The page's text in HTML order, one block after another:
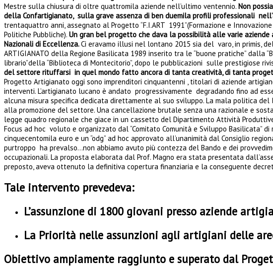
Mestre sulla chiusura di oltre quattromila aziende nell’ultimo ventennio. Non
della Confartigianato, sulla grave assenza di ben duemila profili professionali
trentaquattro anni, assegnato al Progetto “F.I.ART 1991”(Formazione e
Politiche Pubbliche). Un gran bel progetto che dava la possibilità alle varie
Nazionali di Eccellenza.Ci eravamo illusi nel lontano 2015 sia del varo, in primis,
ARTIGIANATO della Regione Basilicata 1989 inserito tra le “buone pratiche” dalla
librario”della “Biblioteca di Montecitorio”, dopo le pubblicazioni sulle prestigiose riviste
del settore rituffarsi in quel mondo fatto ancora di tanta creatività, di tanta
Progetto Artigianato oggi sono imprenditori cinquantenni , titolari di aziende
interventi. L’artigianato lucano è andato progressivamente degradando fino ad
alcuna misura specifica dedicata direttamente al suo sviluppo. La mala politica
alla promozione del settore. Una cancellazione brutale senza una razionale e
legge quadro regionale che giace in un cassetto del Dipartimento Attività
Focus ad hoc voluto e organizzato dal “Comitato Comunità e Sviluppo Basilicata”
cinquecentomila euro e un “odg” ad hoc approvato all’unanimità dal Consiglio
purtroppo ha prevalso…non abbiamo avuto più contezza del Bando e dei
occupazionali. La proposta elaborata dal Prof. Magno era stata presentata
preposto, aveva ottenuto la definitiva copertura finanziaria e la conseguente
Tale intervento prevedeva:
L’assunzione di 1800 giovani presso aziende
La Priorità nelle assunzioni agli artigiani delle
Obiettivo ampiamente raggiunto e superato dal